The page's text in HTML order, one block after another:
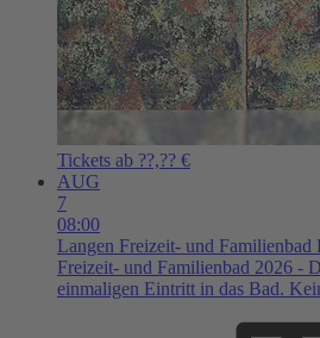
Tickets ab ??,?? €
AUG
7
08:00
Langen Freizeit- und Familienbad
Freizeit- und Familienbad 2026 -
einmaligen Eintritt in das Bad.